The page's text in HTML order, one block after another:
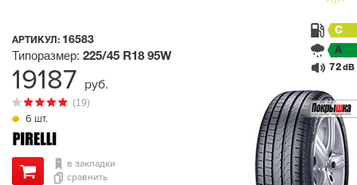
АРТИКУЛ: 16583
6 шт.
(19)
Типоразмер: 225/45 R18 95W
C
A
72 dB
в закладки
сравнить
19187 руб.